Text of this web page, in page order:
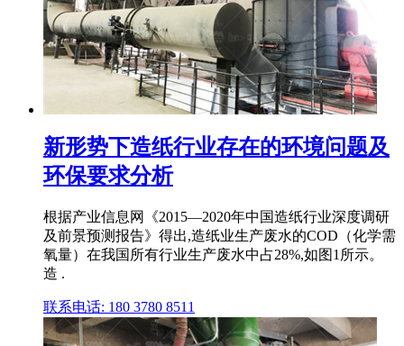
新形势下造纸行业存在的环境问题及
环保要求分析
根据产业信息网《2015—2020年中国造纸行业深度调研
及前景预测报告》得出,造纸业生产废水的COD（化学需
氧量）在我国所有行业生产废水中占28%,如图1所示。
造 .
联系电话: 180 3780 8511